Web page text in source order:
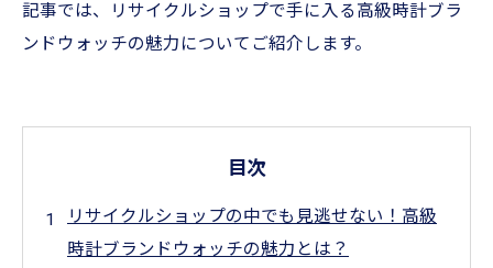
記事では、リサイクルショップで手に入る高級時計ブラ
ンドウォッチの魅力についてご紹介します。
目次
リサイクルショップの中でも見逃せない！高級
時計ブランドウォッチの魅力とは？